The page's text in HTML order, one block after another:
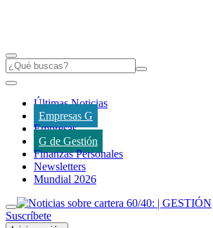
Últimas Noticias
Empresas G
Empresas
G de Gestión
Finanzas Personales
Newsletters
Mundial 2026
Suscríbete